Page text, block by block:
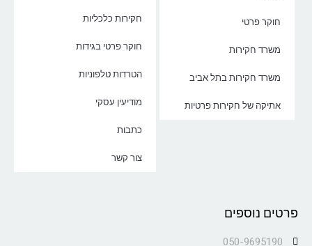
חוקר פרטי
משרד חקירות
משרד חקירות בתל אביב
אתיקה של חקירות פרטיות
חקירות כלכליות
חוקר פרטי בגידות
הטרדות טלפוניות
מודיעין עסקי
כתבות
צור קשר
פרטים נוספים
050-9695190